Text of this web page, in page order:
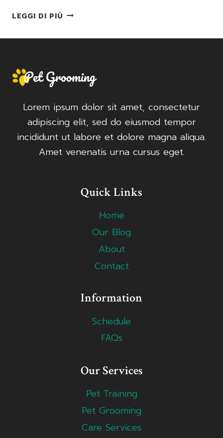
LEGGI DI PIÙ SANGRIA
ANALCOLICA
Lorem ipsum dolor sit amet, consectetur
adipiscing elit, sed do eiusmod tempor
incididunt ut labore et dolore magna aliqua.
Amet venenatis urna cursus eget.
Quick Links
Home
Our Blog
About
Contact
Information
Schedule
FAQs
Our Services
Pet Training
Pet Grooming
Care Services